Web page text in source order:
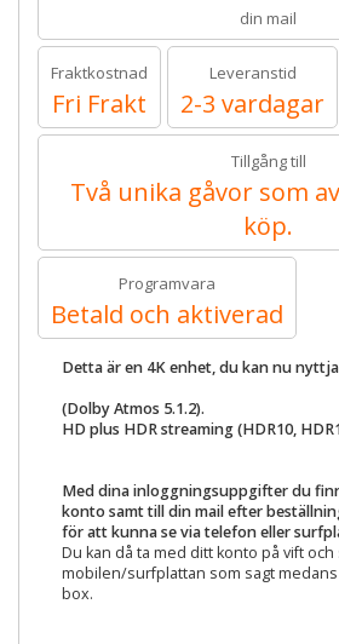
din mail
Fraktkostnad
Fri Frakt
Leveranstid
2-3 vardagar
Tillgång till
Två unika gåvor som
köp.
Programvara
Betald och aktiverad
Detta är en 4K enhet, du kan nu
(Dolby Atmos 5.1.2).
HD plus HDR streaming (HDR10,
Med dina inloggningsuppgifter du
konto samt till din mail efter
för att kunna se via telefon eller
Du kan då ta med ditt konto på vift och
mobilen/surfplattan som sagt
box.